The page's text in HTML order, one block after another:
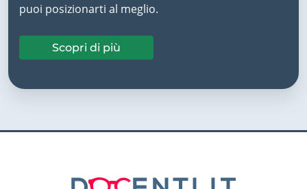
puoi posizionarti al meglio.
Scopri di più